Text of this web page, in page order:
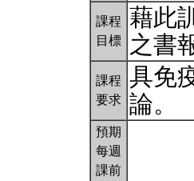
課程
目標
藉此
之書
課程
要求
具免
論。
預期
每週
課前